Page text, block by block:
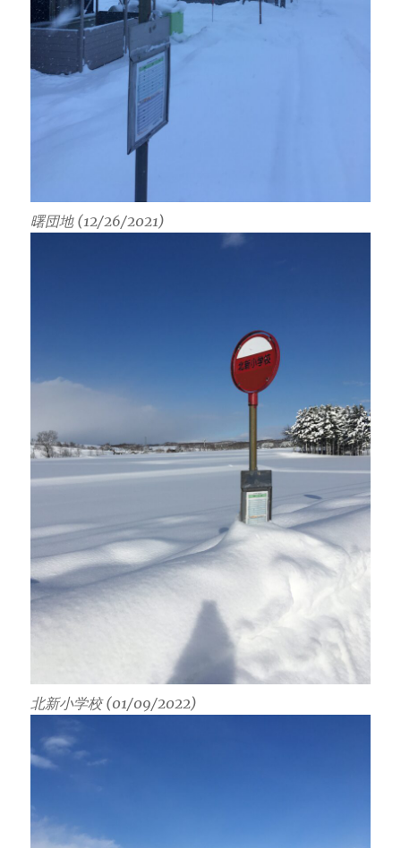
曙団地 (12/26/2021)
北新小学校 (01/09/2022)